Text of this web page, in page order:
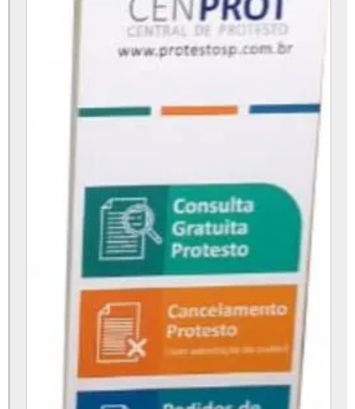
Empresa de terminal de auto atendimento
Terminal de autoatendimento no paraná
Fábrica de totem emissor de senha
Totem emissor de senha em sp
Totem emissor de senha no paraná
Empresa de totem de pagamento
Fábrica de totem de pagamento
Fabricante de totem de pagamento